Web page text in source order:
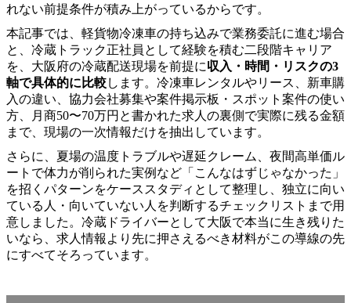
れない前提条件が積み上がっているからです。
本記事では、軽貨物冷凍車の持ち込みで業務委託に進む場合
と、冷蔵トラック正社員として経験を積む二段階キャリア
を、大阪府の冷蔵配送現場を前提に収入・時間・リスクの3
軸で具体的に比較します。冷凍車レンタルやリース、新車購
入の違い、協力会社募集や案件掲示板・スポット案件の使い
方、月商50〜70万円と書かれた求人の裏側で実際に残る金額
まで、現場の一次情報だけを抽出しています。
さらに、夏場の温度トラブルや遅延クレーム、夜間高単価ル
ートで体力が削られた実例など「こんなはずじゃなかった」
を招くパターンをケーススタディとして整理し、独立に向い
ている人・向いていない人を判断するチェックリストまで用
意しました。冷蔵ドライバーとして大阪で本当に生き残りた
いなら、求人情報より先に押さえるべき材料がこの導線の先
にすべてそろっています。